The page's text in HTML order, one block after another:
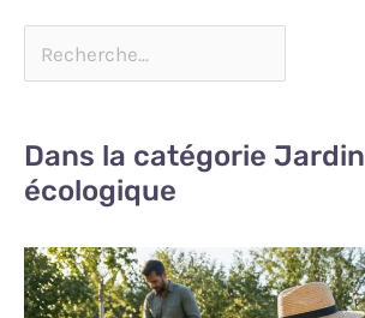
Dans la catégorie Jardin
écologique